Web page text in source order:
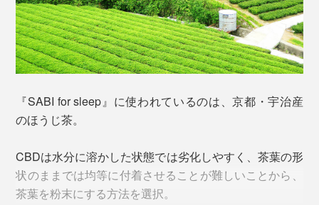
期待できる吸収率は、一般的な油溶性CBDの3〜5倍。
本品1gで1日のCBDの推奨量を摂取できるように設計さ
れています。
でいないCBDは、日本でも合法的に流通しています。
『SABI for sleep』に配合されているCBDは、大麻取締
法、麻薬及び向精神薬取締法ならびに薬機法に違反しな
のみ。
『SABI for sleep』に使われているのは、京都・宇治産
のほうじ茶。
CBDは水分に溶かした状態では劣化しやすく、茶葉の形
状のままでは均等に付着させることが難しいことから、
茶葉を粉末にする方法を選択。